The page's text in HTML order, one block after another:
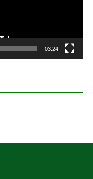
03:24